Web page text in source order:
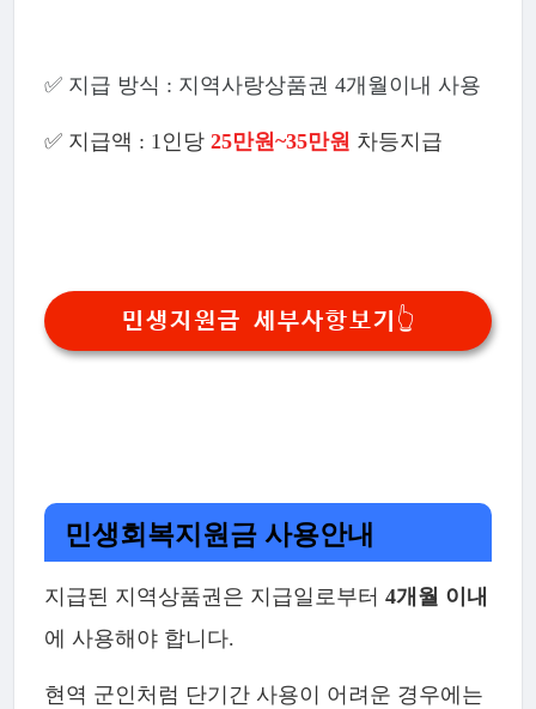
✅ 지급 방식 : 지역사랑상품권 4개월이내 사용
✅지급액 : 1인당 25만원~35만원 차등지급
민생지원금 세부사항보기👆
민생회복지원금 사용안내
지급된 지역상품권은 지급일로부터 4개월 이내
에 사용해야 합니다.
현역 군인처럼 단기간 사용이 어려운 경우에는